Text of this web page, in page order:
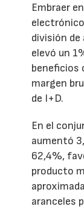
Embraer
división de
elevó un
beneficios
margen
de I+D.
En el
aumentó
62,4%,
producto
aranceles